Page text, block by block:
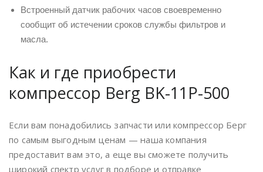
Встроенный датчик рабочих часов своевременно
сообщит об истечении сроков службы фильтров и
масла.
Как и где приобрести
компрессор Berg BK-11P-500
Если вам понадобились запчасти или компрессор Берг
по самым выгодным ценам — наша компания
предоставит вам это, а еще вы сможете получить
широкий спектр услуг в подборе и отправке